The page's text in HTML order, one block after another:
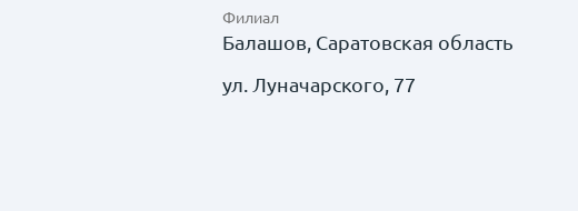
Филиал
Балашов, Саратовская область
ул. Луначарского, 77